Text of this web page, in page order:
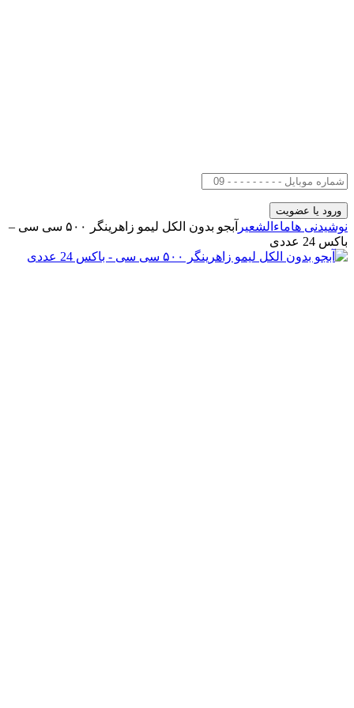
نوشیدنی هاماءالشعیر
آبجو بدون الکل لیمو زاهرینگر ۵۰۰ سی سی –
باکس 24 عددی